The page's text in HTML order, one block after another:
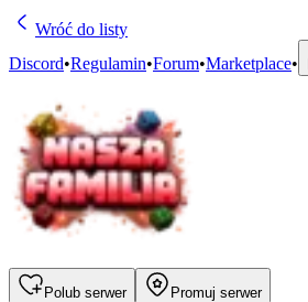
Wróć do listy
Discord•Regulamin•Forum•Marketplace•
Polub serwer Promuj serwer